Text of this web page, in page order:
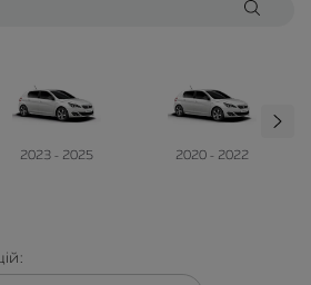
2023 - 2025 2020 - 2022